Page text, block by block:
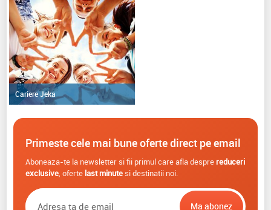
Cariere Jeka
Primeste cele mai bune oferte direct pe email
Aboneaza-te la newsletter si fii primul care afla despre reduceri
exclusive, oferte last minutesi destinatii noi.